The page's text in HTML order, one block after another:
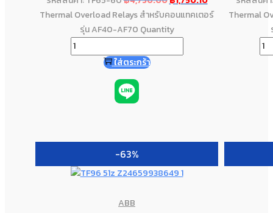
Thermal Overload Relays สำหรับคอนแทคเตอร์
รุ่น AF40-AF70 Quantity
ใส่ตระกร้า
Thermal
-63%
ABB